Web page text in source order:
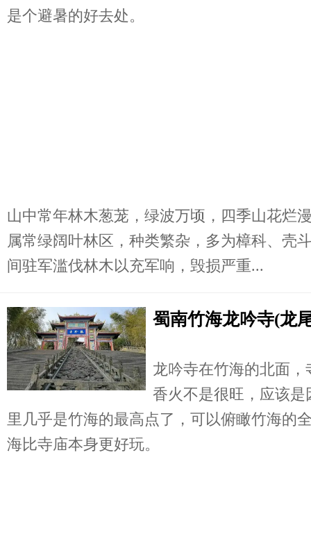
是个避暑的好去处。
山中常年林木葱茏，绿波万顷，四季山花烂
属常绿阔叶林区，种类繁杂，多为樟科、壳
间驻军滥伐林木以充军响，毁损严重...
蜀南竹海龙吟寺(龙
龙吟寺在竹海的北面
香火不是很旺，应该
里几乎是竹海的最高点了，可以俯瞰竹海的
海比寺庙本身更好玩。